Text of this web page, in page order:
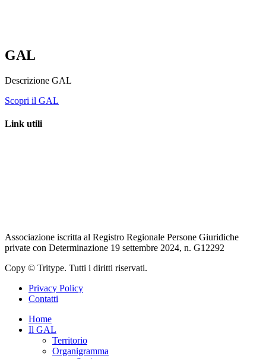
GAL
Descrizione GAL
Scopri il GAL
Link utili
Associazione iscritta al Registro Regionale Persone Giuridiche
private con Determinazione 19 settembre 2024, n. G12292
Copy © Tritype. Tutti i diritti riservati.
Privacy Policy
Contatti
Home
Il GAL
Territorio
Organigramma